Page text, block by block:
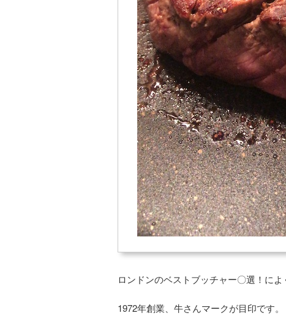
ロンドンのベストブッチャー〇選！によ
1972年創業、牛さんマークが目印です。